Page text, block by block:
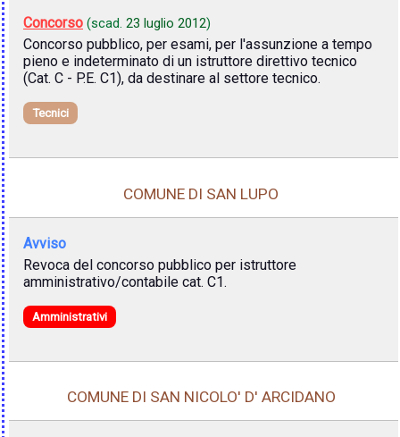
Concorso (scad. 23 luglio 2012)
Concorso pubblico, per esami, per l'assunzione a tempo
pieno e indeterminato di un istruttore direttivo tecnico
(Cat. C - P.E. C1), da destinare al settore tecnico.
Tecnici
COMUNE DI SAN LUPO
Avviso
Revoca del concorso pubblico per istruttore
amministrativo/contabile cat. C1.
Amministrativi
COMUNE DI SAN NICOLO' D' ARCIDANO